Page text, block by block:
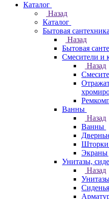
Каталог
Назад
Каталог
Бытовая сантехника
Назад
Бытовая
Смесители и
Назад
Ванны
Назад
Ванны
Шторки
Экраны
Унитазы,
Назад